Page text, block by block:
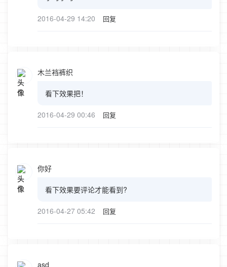
2016-04-29 14:20 回复
木兰裆裤织
看下效果把！
2016-04-29 00:46 回复
你好
看下效果要评论才能看到?
2016-04-27 05:42 回复
asd